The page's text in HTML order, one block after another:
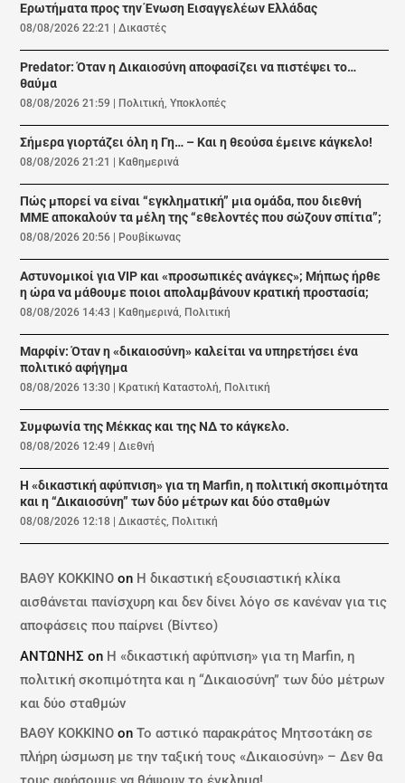
Ερωτήματα προς την Ένωση Εισαγγελέων Ελλάδας
08/08/2026 22:21 |Δικαστές
Predator: Όταν η Δικαιοσύνη αποφασίζει να πιστέψει το…
θαύμα
08/08/2026 21:59 Πολιτική,Υποκλοπές
Σήμερα γιορτάζει όλη η Γη… – Και η θεούσα έμεινε κάγκελο!
08/08/2026 21:21 Καθημερινά
Πώς μπορεί να είναι “εγκληματική” μια ομάδα, που διεθνή
ΜΜΕ αποκαλούν τα μέλη της “εθελοντές που σώζουν σπίτια”;
08/08/2026 20:56 Ρουβίκωνας
Αστυνομικοί για VIP και «προσωπικές ανάγκες»; Μήπως ήρθε
η ώρα να μάθουμε ποιοι απολαμβάνουν κρατική προστασία;
08/08/2026 14:43 Καθημερινά, Πολιτική
Μαρφίν: Όταν η «δικαιοσύνη» καλείται να υπηρετήσει ένα
πολιτικό αφήγημα
08/08/2026 13:30 Κρατική Καταστολή, Πολιτική
Συμφωνία της Μέκκας και της ΝΔ το κάγκελο.
08/08/2026 12:49 |Διεθνή
Η «δικαστική αφύπνιση» για τη Marfin, η πολιτική σκοπιμότητα
και η “Δικαιοσύνη” των δύο μέτρων και δύο σταθμών
08/08/2026 12:18 |Δικαστές, Πολιτική
ΒΑΘΥ ΚΟΚΚΙΝΟ on Η δικαστική εξουσιαστική κλίκα
αισθάνεται πανίσχυρη και δεν δίνει λόγο σε κανέναν για τις
αποφάσεις που παίρνει (Βίντεο)
ΑΝΤΩΝΗΣ on Η «δικαστική αφύπνιση» για τη Marfin, η
πολιτική σκοπιμότητα και η “Δικαιοσύνη” των δύο μέτρων
και δύο σταθμών
ΒΑΘΥ ΚΟΚΚΙΝΟ onΤο αστικό παρακράτος Μητσοτάκη σε
πλήρη ώσμωση με την ταξική τους «Δικαιοσύνη» – Δεν θα